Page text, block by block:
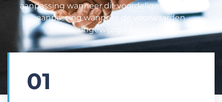
aanpassing wanneer dit voordeliger is óf geen
aanpassing wanneer de voorwaarden
ongewijzigd zijn.
01